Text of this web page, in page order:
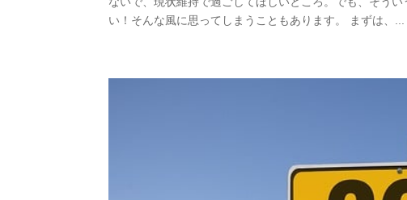
い！そんな風に思ってしまうこともあります。 まずは、...